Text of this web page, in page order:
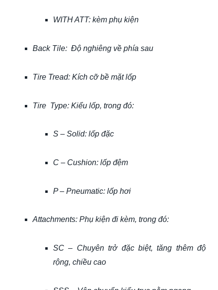
WITH ATT: kèm phụ kiện
Back Tile: Độ nghiêng về phía sau
Tire Tread: Kích cỡ bề mặt lốp
Tire Type: Kiểu lốp, trong đó:
S – Solid: lốp đặc
C – Cushion: lốp đệm
P – Pneumatic: lốp hơi
Attachments: Phụ kiện đi kèm, trong đó:
SC – Chuyên trở đặc biệt, tăng thêm độ
rộng, chiều cao